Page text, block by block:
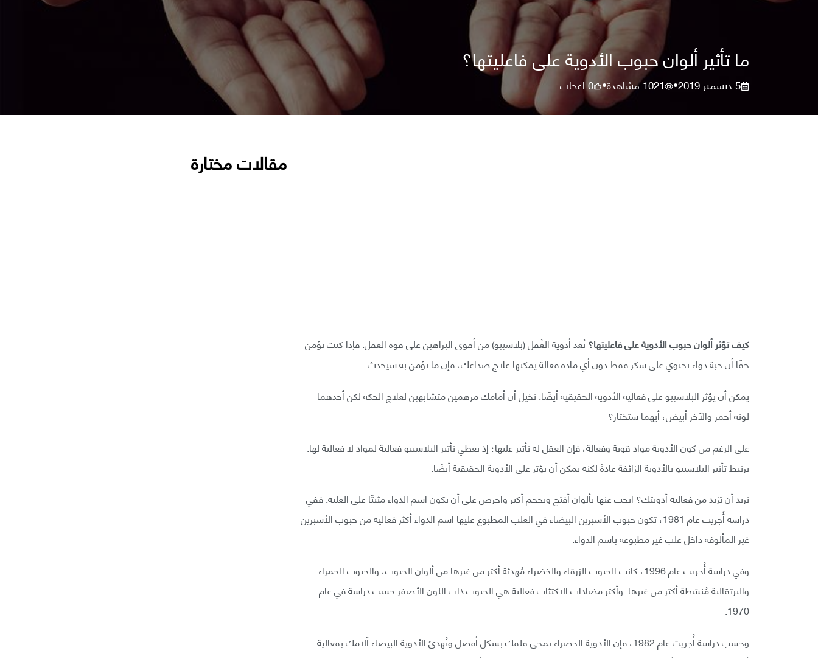
ما تأثير ألوان حبوب الأدوية على فاعليتها؟
5 ديسمبر 2019 •
1021مشاهدة•
0اعجاب
كيف تؤثر ألوان حبوب الأدوية على فاعليتها؟تُعد أدوية الغُفل (بلاسيبو) من أقوى البراهين على قوة العقل. فإذا كنت تؤمن
حقًا أن حبة دواء تحتوي على سكر فقط دون أي مادة فعالة يمكنها علاج صداعك، فإن ما تؤمن به سيحدث.
يمكن أن يؤثر البلاسيبو على فعالية الأدوية الحقيقية أيضًا. تخيل أن أمامك مرهمين متشابهين لعلاج الحكة لكن أحدهما
لونه أحمر والآخر أبيض، أيهما ستختار؟
على الرغم من كون الأدوية مواد قوية وفعالة، فإن العقل له تأثير عليها؛ إذ يعطي تأثير البلاسيبو فعالية لمواد لا فعالية لها.
يرتبط تأثير البلاسيبو بالأدوية الزائفة عادةً لكنه يمكن أن يؤثر على الأدوية الحقيقية أيضًا.
تريد أن تزيد من فعالية أدويتك؟ ابحث عنها بألوان أفتح وبحجم أكبر واحرص على أن يكون اسم الدواء مثبتًا على العلبة. ففي
دراسة أُجريت عام 1981، تكون حبوب الأسبرين البيضاء في العلب المطبوع عليها اسم الدواء أكثر فعالية من حبوب الأسبرين
غير المألوفة داخل علب غير مطبوعة باسم الدواء.
وفي دراسة أُجريت عام 1996، كانت الحبوب الزرقاء والخضراء مُهدئة أكثر من غيرها من ألوان الحبوب، والحبوب الحمراء
والبرتقالية مُنشطة أكثر من غيرها. وأكثر مضادات الاكتئاب فعالية هي الحبوب ذات اللون الأصفر حسب دراسة في عام
1970.
وحسب دراسة أُجريت عام 1982، فإن الأدوية الخضراء تمحي قلقك بشكل أفضل وتُهدئ الأدوية البيضاء آلامك بفعالية
مقالات مختارة